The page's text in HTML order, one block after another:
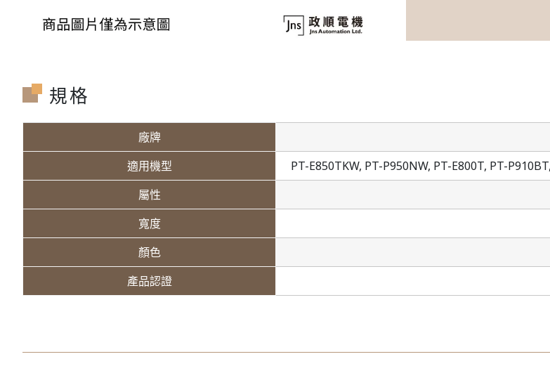
規格
廠牌
適用機型
PT-E850TKW, PT-P950NW, PT-E800T, PT-P910BT,
屬性
寬度
顏色
產品認證